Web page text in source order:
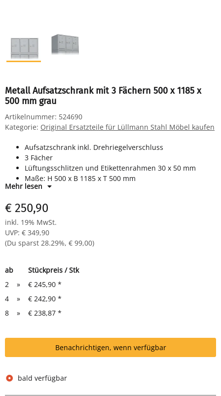
Metall Aufsatzschrank mit 3 Fächern 500 x 1185 x
500 mm grau
Artikelnummer: 524690
Kategorie: Original Ersatzteile für Lüllmann Stahl Möbel kaufen
Aufsatzschrank inkl. Drehriegelverschluss
3 Fächer
Lüftungsschlitzen und Etikettenrahmen 30 x 50 mm
Maße: H 500 x B 1185 x T 500 mm
RAL 7035 lichtgrau
Mehr lesen
€ 250,90
inkl. 19% MwSt.
UVP: € 349,90
(Du sparst 28.29%, € 99,00)
ab
Stückpreis / Stk
2
» € 245,90 *
4
» € 242,90 *
8
» € 238,87 *
Benachrichtigen, wenn verfügbar
bald verfügbar